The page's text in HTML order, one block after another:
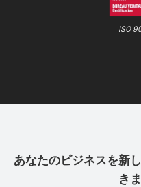
ISO
あなたのビジネスを新
き